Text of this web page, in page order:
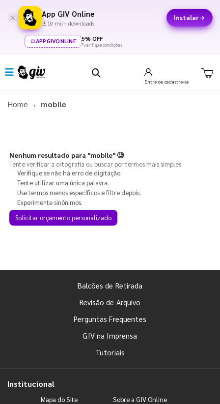
App GIV Online
10 mil+ downloads
Instalar
APPGIVONLINE 5% OFF
*verifique condições
Entre ou cadastre-se
Home mobile
Nenhum resultado para "mobile"🧐
Tente verificar a ortografia ou buscar por termos mais simples.
Verifique se não há erro de digitação.
Tente utilizar uma única palavra.
Use termos menos específicos e filtre depois.
Experimente sinônimos.
Solicitar orçamento personalizado
Balcões de Retirada
Revisão de Arquivo
Perguntas Frequentes
GIV na Imprensa
Tutoriais
Institucional
Mapa do Site Sobre a GIV Online